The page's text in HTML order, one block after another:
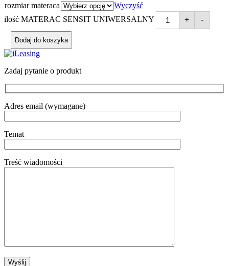
rozmiar materaca
Wyczyść
ilość MATERAC SENSIT UNIWERSALNY
+ -
Dodaj do koszyka
Zadaj pytanie o produkt
Adres email (wymagane)
Temat
Treść wiadomości